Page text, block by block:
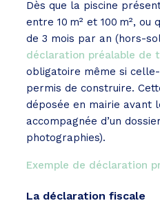
Dès que la piscine
entre 10 m² et 100 m², ou
de 3 mois par an (hors-
déclaration préalable de
obligatoire même si
permis de construire.
déposée en mairie avant
accompagnée d’un
photographies).
Exemple de déclaration
La déclaration fiscale